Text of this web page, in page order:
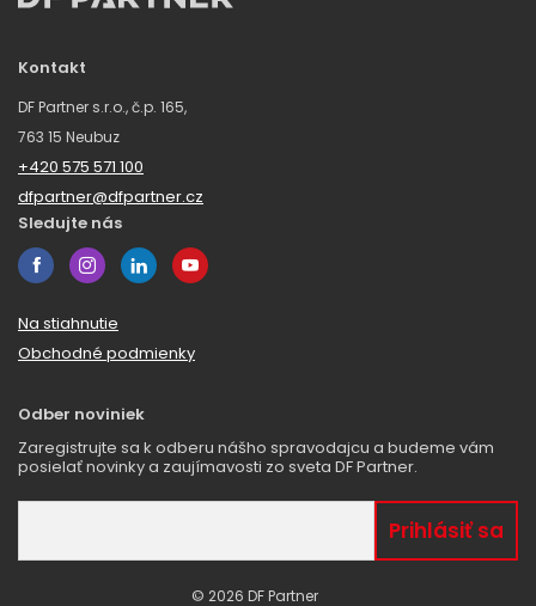
© 2026 DF Partner
Kontakt
DF Partner s.r.o., č.p. 165,
763 15 Neubuz
+420 575 571 100
dfpartner@dfpartner.cz
Sledujte nás
Na stiahnutie
Obchodné podmienky
Odber noviniek
Zaregistrujte sa k odberu nášho spravodajcu a budeme vám
posielať novinky a zaujímavosti zo sveta DF Partner.